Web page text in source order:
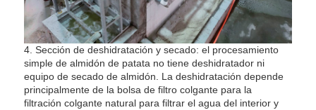
4. Sección de deshidratación y secado: el procesamiento
simple de almidón de patata no tiene deshidratador ni
equipo de secado de almidón. La deshidratación depende
principalmente de la bolsa de filtro colgante para la
filtración colgante natural para filtrar el agua del interior y